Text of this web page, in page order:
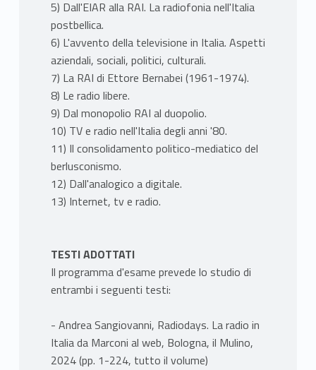
5) Dall'EIAR alla RAI. La radiofonia nell'Italia
postbellica.
6) L'avvento della televisione in Italia. Aspetti
aziendali, sociali, politici, culturali.
7) La RAI di Ettore Bernabei (1961-1974).
8) Le radio libere.
9) Dal monopolio RAI al duopolio.
10) TV e radio nell'Italia degli anni '80.
11) Il consolidamento politico-mediatico del
berlusconismo.
12) Dall'analogico a digitale.
13) Internet, tv e radio.
TESTI ADOTTATI
Il programma d'esame prevede lo studio di
entrambi i seguenti testi:
- Andrea Sangiovanni, Radiodays. La radio in
Italia da Marconi al web, Bologna, il Mulino,
2024 (pp. 1-224, tutto il volume)